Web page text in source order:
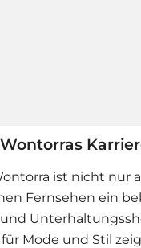
ist nicht nur
Fernsehen ein
Mode und Stil